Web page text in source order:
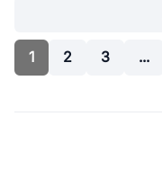
1 2 3 ...